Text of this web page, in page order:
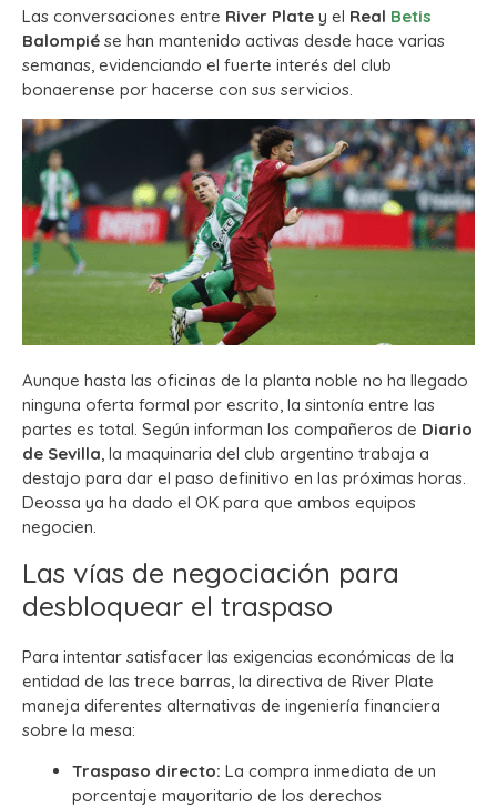
Las conversaciones entre River Plate y el Real Betis
Balompié se han mantenido activas desde hace varias
semanas, evidenciando el fuerte interés del club
bonaerense por hacerse con sus servicios.
Aunque hasta las oficinas de la planta noble no ha llegado
ninguna oferta formal por escrito, la sintonía entre las
partes es total. Según informan los compañeros de Diario
de Sevilla, la maquinaria del club argentino trabaja a
destajo para dar el paso definitivo en las próximas horas.
Deossa ya ha dado el OK para que ambos equipos
negocien.
Las vías de negociación para
desbloquear el traspaso
Para intentar satisfacer las exigencias económicas de la
entidad de las trece barras, la directiva de River Plate
maneja diferentes alternativas de ingeniería financiera
sobre la mesa:
Traspaso directo: La compra inmediata de un
porcentaje mayoritario de los derechos